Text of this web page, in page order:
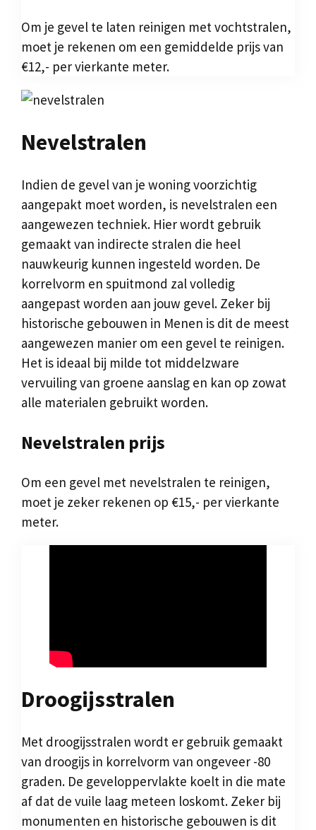
Om je gevel te laten reinigen met vochtstralen,
moet je rekenen om een gemiddelde prijs van
€12,- per vierkante meter.
Nevelstralen
Indien de gevel van je woning voorzichtig
aangepakt moet worden, is nevelstralen een
aangewezen techniek. Hier wordt gebruik
gemaakt van indirecte stralen die heel
nauwkeurig kunnen ingesteld worden. De
korrelvorm en spuitmond zal volledig
aangepast worden aan jouw gevel. Zeker bij
historische gebouwen in Menen is dit de meest
aangewezen manier om een gevel te reinigen.
Het is ideaal bij milde tot middelzware
vervuiling van groene aanslag en kan op zowat
alle materialen gebruikt worden.
Nevelstralen prijs
Om een gevel met nevelstralen te reinigen,
moet je zeker rekenen op €15,- per vierkante
meter.
Droogijsstralen
Met droogijsstralen wordt er gebruik gemaakt
van droogijs in korrelvorm van ongeveer -80
graden. De geveloppervlakte koelt in die mate
af dat de vuile laag meteen loskomt. Zeker bij
monumenten en historische gebouwen is dit